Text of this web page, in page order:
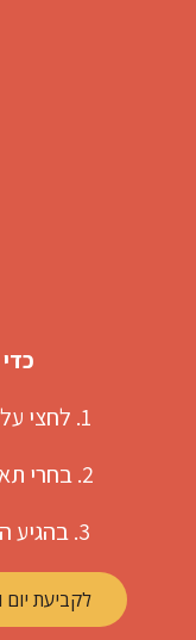
1. לחצי על הכפתור הצהוב פה למטה.
2. בחרי תאריך ושעה מתאימים עבורך.
3. בהגיע השעה, אני אתקשר/אתחבר.
לקביעת